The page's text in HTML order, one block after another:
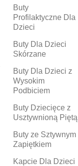
Buty
Profilaktyczne Dla
Dzieci
Buty Dla Dzieci
Skórzane
Buty Dla Dzieci z
Wysokim
Podbiciem
Buty Dziecięce z
Usztywnioną Piętą
Buty ze Sztywnym
Zapiętkiem
Kapcie Dla Dzieci